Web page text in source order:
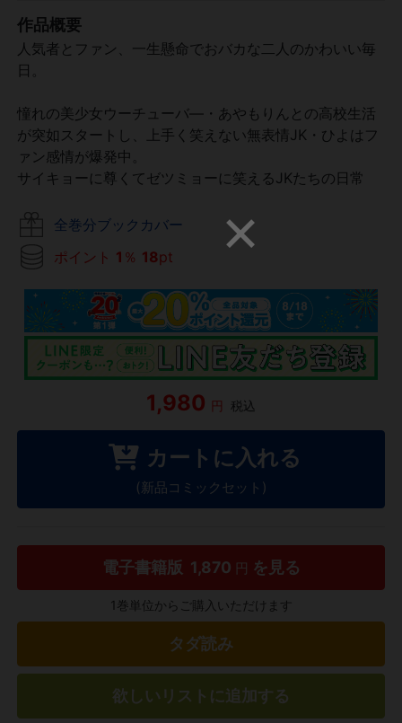
作品概要
人気者とファン、一生懸命でおバカな二人のかわいい毎
日。
憧れの美少女ウーチューバ―・あやもりんとの高校生活
が突如スタートし、上手く笑えない無表情JK・ひよはフ
ァン感情が爆発中。
サイキョーに尊くてゼツミョーに笑えるJKたちの日常
全巻分ブックカバー
ポイント 1 ％ 18pt
1,980 円 税込
カートに入れる
(新品コミックセット)
電子書籍版 1,870 円 を見る
1巻単位からご購入いただけます
タダ読み
欲しいリストに追加する